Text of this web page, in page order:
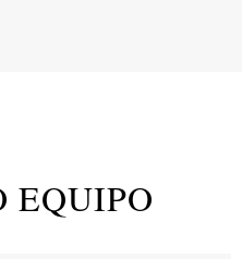
EQUIPO